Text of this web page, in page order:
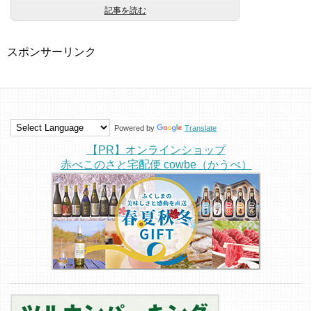
記事を読む
スポンサーリンク
Powered by Translate
【PR】オンラインショップ
赤べこのさと宅配便 cowbe（かうべ）